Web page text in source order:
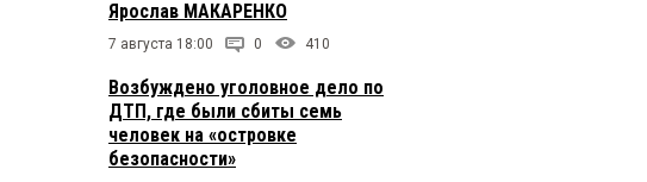
Ярослав МАКАРЕНКО
7 августа 18:00 0 410
Возбуждено уголовное дело по
ДТП, где были сбиты семь
человек на «островке
безопасности»